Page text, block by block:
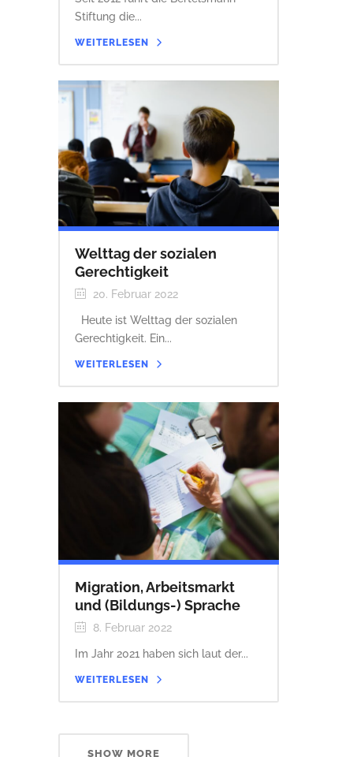
Stiftung die...
WEITERLESEN
Welttag der sozialen
Gerechtigkeit
20. Februar 2022
Heute ist Welttag der sozialen
Gerechtigkeit. Ein...
WEITERLESEN
Migration, Arbeitsmarkt
und (Bildungs-) Sprache
8. Februar 2022
Im Jahr 2021 haben sich laut der...
WEITERLESEN
SHOW MORE